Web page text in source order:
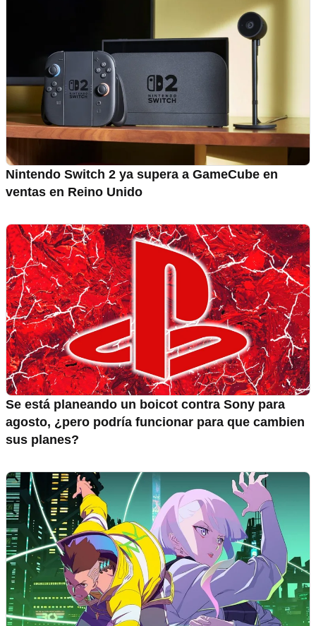
Nintendo Switch 2 ya supera a GameCube en
ventas en Reino Unido
Se está planeando un boicot contra Sony para
agosto, ¿pero podría funcionar para que cambien
sus planes?